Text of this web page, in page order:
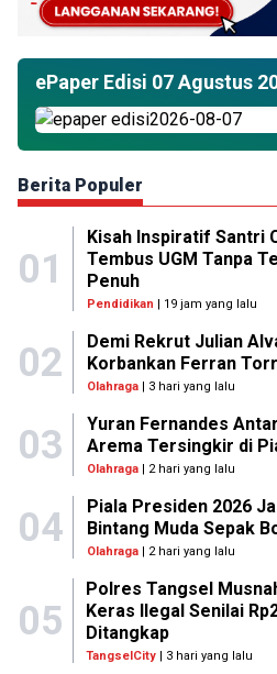
ePaper Edisi 07 Agustus
Berita Populer
01
Kisah Inspiratif Santri
Tembus UGM Tanpa
Penuh
Pendidikan | 19 jam yang lalu
02
Demi Rekrut Julian
Korbankan Ferran
Olahraga| 3 hari yang lalu
03
Yuran Fernandes
Arema Tersingkir di
Olahraga| 2 hari yang lalu
04
Piala Presiden 2026
Bintang Muda Sepak
Olahraga| 2 hari yang lalu
05
Polres Tangsel
Keras Ilegal Senilai
Ditangkap
TangselCity | 3 hari yang lalu